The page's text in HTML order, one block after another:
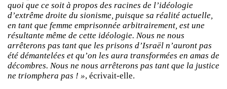
quoi que ce soit à propos des racines de l’idéologie
d’extrême droite du sionisme, puisque sa réalité actuelle,
en tant que femme emprisonnée arbitrairement, est une
résultante même de cette idéologie. Nous ne nous
arrêterons pas tant que les prisons d’Israël n’auront pas
été démantelées et qu’on les aura transformées en amas de
décombres. Nous ne nous arrêterons pas tant que la justice
ne triomphera pas ! », écrivait-elle.